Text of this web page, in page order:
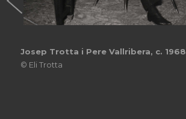
Josep Trotta i Pere Vallribera, c. 1968
© Eli Trotta